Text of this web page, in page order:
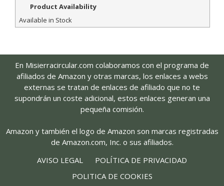
Product Availability
Available in Stock
En Misierracircular.com colaboramos con el programa de
afiliados de Amazon y otras marcas, los enlaces a webs
externas se tratan de enlaces de afiliado que no te
supondrán un coste adicional, estos enlaces generan una
pequeña comisión.
Amazon y también el logo de Amazon son marcas registradas
de Amazon.com, Inc. o sus afiliados.
AVISO LEGAL
POLÍTICA DE PRIVACIDAD
POLITICA DE COOKIES